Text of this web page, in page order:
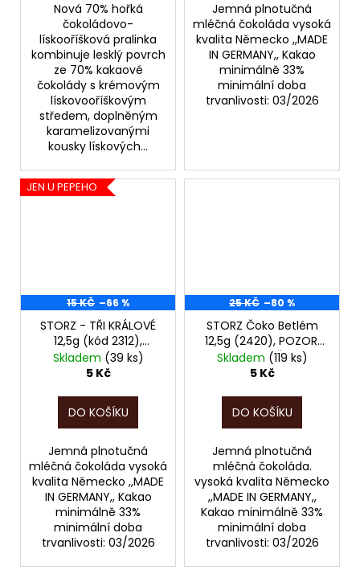
Nová 70% hořká
čokoládovo-
lískooříšková pralinka
kombinuje lesklý povrch
ze 70% kakaové
čokolády s krémovým
lískovooříškovým
středem, doplněným
karamelizovanými
kousky lískových...
Jemná plnotučná
mléčná čokoláda vysoká
kvalita Německo ,,MADE
IN GERMANY,, Kakao
minimálně 33%
minimální doba
trvanlivosti: 03/2026
JEN U PEPEHO
15 KČ –66 %
STORZ - TŘI KRÁLOVÉ
12,5g (kód 2312),
POZOR, EXPIRACE
BŘEZEN 2026!!!
Skladem (39 ks)
5 Kč
DO KOŠÍKU
Jemná plnotučná
mléčná čokoláda vysoká
kvalita Německo ,,MADE
IN GERMANY,, Kakao
minimálně 33%
minimální doba
trvanlivosti: 03/2026
25 KČ –80 %
STORZ Čoko Betlém
12,5g (2420), POZOR,
EXPIRACE BŘEZEN
2026!!!
Skladem (119 ks)
5 Kč
DO KOŠÍKU
Jemná plnotučná
mléčná čokoláda.
vysoká kvalita Německo
,,MADE IN GERMANY,,
Kakao minimálně 33%
minimální doba
trvanlivosti: 03/2026